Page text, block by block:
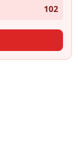
102